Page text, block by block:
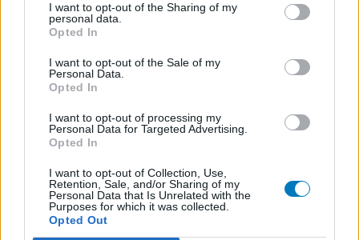
I want to opt-out of the Sharing of my
personal data.
Opted In
I want to opt-out of the Sale of my
Personal Data.
Opted In
I want to opt-out of processing my
Personal Data for Targeted Advertising.
Opted In
I want to opt-out of Collection, Use,
Retention, Sale, and/or Sharing of my
Personal Data that Is Unrelated with the
Purposes for which it was collected.
Opted Out
Prendo 10gc la sera e in 20 minuti dormo, mi sveglio
riposata e faccio anche tanti sogni. Prima mi ci volevano
ore per dormire a volte giravo per casa cercando il
sonno...adesso è un anno che le assumo giornalmente ho
provato a stare senza per un po e zero problemi.
dai opinione 0 reazioni
Sonirem
21/04/2021 | Donna | 67
zolpidem (10mg)
Insonnia